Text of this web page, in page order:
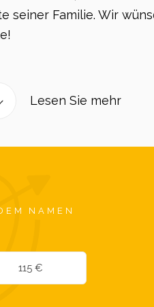
seiner Familie. Wir
Lesen Sie mehr
NAMEN
115 €